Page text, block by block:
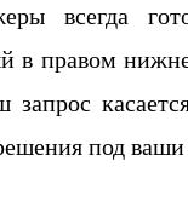
всегда
в правом
запрос
под ваши